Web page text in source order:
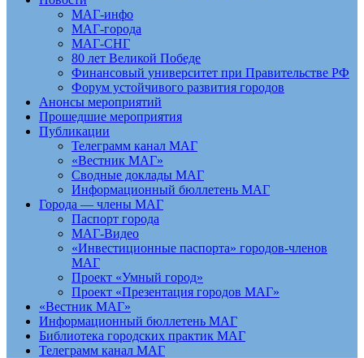
МАГ-инфо
МАГ-города
МАГ-СНГ
80 лет Великой Победе
Финансовый университет при Правительстве РФ
Форум устойчивого развития городов
Анонсы мероприятий
Прошедшие мероприятия
Публикации
Телеграмм канал МАГ
«Вестник МАГ»
Сводные доклады МАГ
Информационный бюллетень МАГ
Города — члены МАГ
Паспорт города
МАГ-Видео
«Инвестиционные паспорта» городов-членов
МАГ
Проект «Умный город»
Проект «Презентация городов МАГ»
«Вестник МАГ»
Информационный бюллетень МАГ
Библиотека городских практик МАГ
Телеграмм канал МАГ